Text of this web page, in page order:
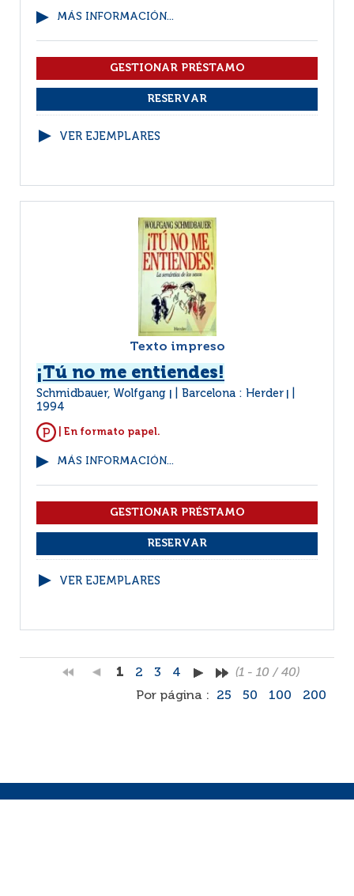
MÁS INFORMACIÓN...
VER EJEMPLARES
Texto impreso
¡Tú no me entiendes!
Schmidbauer, Wolfgang Barcelona : Herder
1994
| En formato papel.
MÁS INFORMACIÓN...
VER EJEMPLARES
1 2 3 4
(1 - 10 / 40)
Por página :
25 50 100 200